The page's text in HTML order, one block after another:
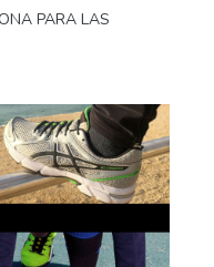
PARA LAS